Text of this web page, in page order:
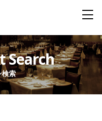
Search
検索